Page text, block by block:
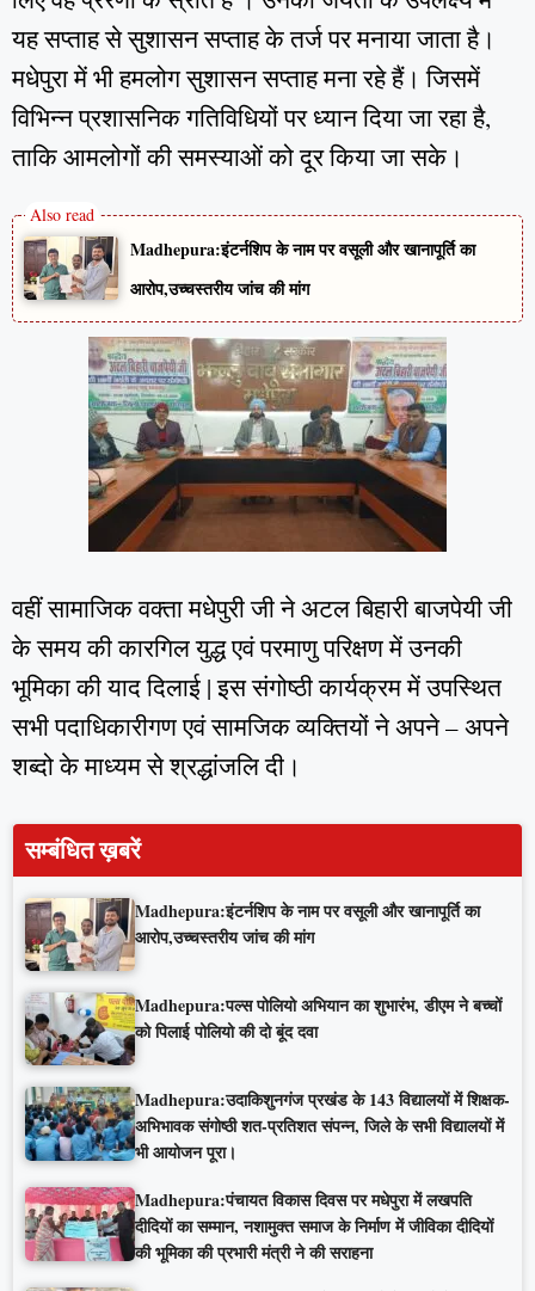
यह सप्ताह से सुशासन सप्ताह के तर्ज पर मनाया जाता है।
मधेपुरा में भी हमलोग सुशासन सप्ताह मना रहे हैं। जिसमें
विभिन्न प्रशासनिक गतिविधियों पर ध्यान दिया जा रहा है,
ताकि आमलोगों की समस्याओं को दूर किया जा सके।
Madhepura:इंटर्नशिप के नाम पर वसूली और खानापूर्ति का
आरोप,उच्चस्तरीय जांच की मांग
वहीं सामाजिक वक्ता मधेपुरी जी ने अटल बिहारी बाजपेयी जी
के समय की कारगिल युद्ध एवं परमाणु परिक्षण में उनकी
भूमिका की याद दिलाई | इस संगोष्ठी कार्यक्रम में उपस्थित
सभी पदाधिकारीगण एवं सामजिक व्यक्तियों ने अपने – अपने
शब्दो के माध्यम से श्रद्धांजलि दी।
सम्बंधित ख़बरें
Madhepura:इंटर्नशिप के नाम पर वसूली और खानापूर्ति का
आरोप,उच्चस्तरीय जांच की मांग
Madhepura:पल्स पोलियो अभियान का शुभारंभ, डीएम ने बच्चों
को पिलाई पोलियो की दो बूंद दवा
Madhepura:उदाकिशुनगंज प्रखंड के 143 विद्यालयों में शिक्षक-
अभिभावक संगोष्ठी शत-प्रतिशत संपन्न, जिले के सभी विद्यालयों में
भी आयोजन पूरा।
Madhepura:पंचायत विकास दिवस पर मधेपुरा में लखपति
दीदियों का सम्मान, नशामुक्त समाज के निर्माण में जीविका दीदियों
की भूमिका की प्रभारी मंत्री ने की सराहना